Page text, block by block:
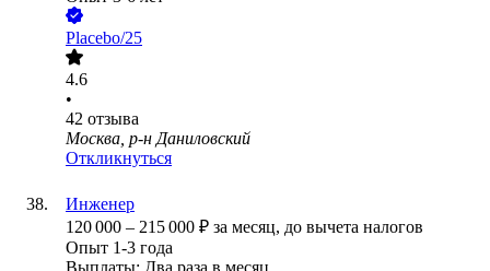
Placebo/25
4.6
•
42 отзыва
Москва, р-н Даниловский
Откликнуться
Инженер
120 000 – 215 000 ₽ за месяц, до вычета налогов
Опыт 1-3 года